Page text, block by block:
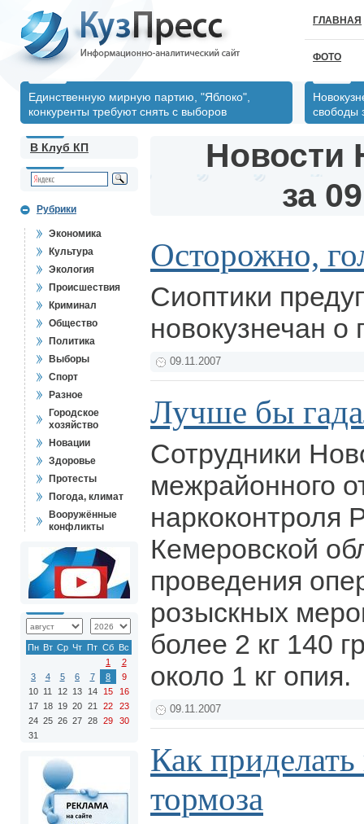
ГЛАВНАЯ
ФОТО
Единственную мирную партию, "Яблоко",
конкуренты требуют снять с выборов
свободы
В Клуб КП
Рубрики
Экономика
Культура
Экология
Происшествия
Криминал
Общество
Политика
Выборы
Спорт
Разное
Городское
хозяйство
Новации
Здоровье
Протесты
Погода, климат
Вооружённые
конфликты
Пн Вт Ср Чт Пт Сб Вс
1
2
3
4 5 6 7 8
9
10 11 12 13 14 15
16
17 18 19 20 21 22
23
24 25 26 27 28 29
30
31
Новости
за
Осторожно,
Сиоптики
новокузнечан о
09.11.2007
Лучше бы
Сотрудники
межрайонного
наркоконтроля
Кемеровской
проведения
розыскных
более 2 кг 140
около 1 кг опия.
09.11.2007
Как
тормоза